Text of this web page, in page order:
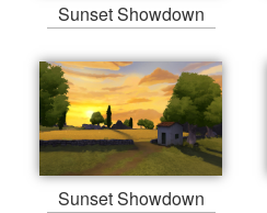
Sunset Showdown
Sunset Showdown